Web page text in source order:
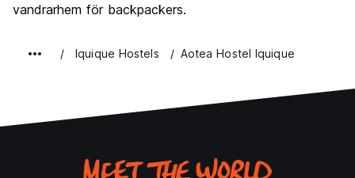
vandrarhem för backpackers.
Iquique Hostels Aotea Hostel Iquique